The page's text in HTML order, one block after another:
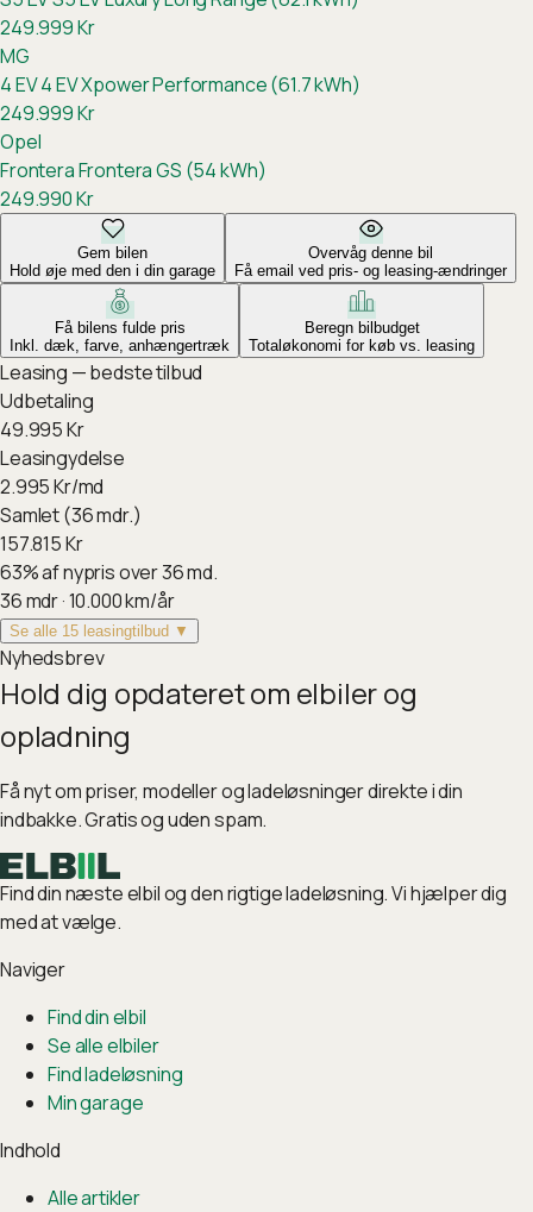
249.999Kr
MG
4 EV4 EV Xpower Performance (61.7 kWh)
249.999Kr
Opel
FronteraFrontera GS (54 kWh)
249.990Kr
Gem bilen
Hold øje med den i din garage
Overvåg denne bil
Få email ved pris- og leasing-ændringer
Få bilens fulde pris
Inkl. dæk, farve, anhængertræk
Beregn bilbudget
Totaløkonomi for køb vs. leasing
Leasing — bedste tilbud
Udbetaling
49.995Kr
Leasingydelse
2.995Kr/md
Samlet (36 mdr.)
157.815Kr
63%af nypris over 36 md.
36mdr ·10.000km/år
Se alle 15 leasingtilbud ▼
Nyhedsbrev
Hold dig opdateret om elbiler og
opladning
Få nyt om priser, modeller og ladeløsninger direkte i din
indbakke. Gratis og uden spam.
Find din næste elbil og den rigtige ladeløsning. Vi hjælper dig
med at vælge.
Naviger
Find din elbil
Se alle elbiler
Find ladeløsning
Min garage
Indhold
Alle artikler